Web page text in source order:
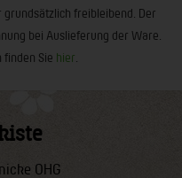
freibleibend. Der
bei Auslieferung der Ware.
Sie hier
OHG